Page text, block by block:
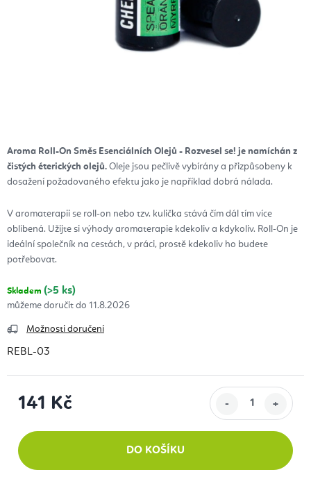
Aroma Roll-On Směs Esenciálních Olejů - Rozvesel se! je namíchán z
čistých éterických olejů. Oleje jsou pečlivě vybírány a přizpůsobeny k
dosažení požadovaného efektu jako je například dobrá nálada.
V aromaterapii se roll-on nebo tzv. kulička stává čím dál tím více
oblíbená. Užijte si výhody aromaterapie kdekoliv a kdykoliv. Roll-On je
ideální společník na cestách, v práci, prostě kdekoliv ho budete
potřebovat.
Skladem (>5 ks)
11.8.2026
Možnosti doručení
REBL-03
141 Kč
DO KOŠÍKU